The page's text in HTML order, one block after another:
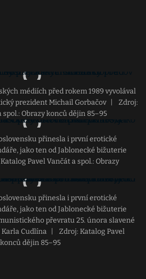
médiích před rokem 1989 vyvolával
prezident Michail Gorbačov
Zdroj:
spol.: Obrazy konců dějin 85–95
přinesla i první erotické
jako ten od Jablonecké bižuterie
Pavel Vančát a spol.: Obrazy
přinesla i první erotické
jako ten od Jablonecké bižuterie
převratu 25. února slavené
Karla Cudlína
Zdroj: Katalog Pavel
dějin 85–95